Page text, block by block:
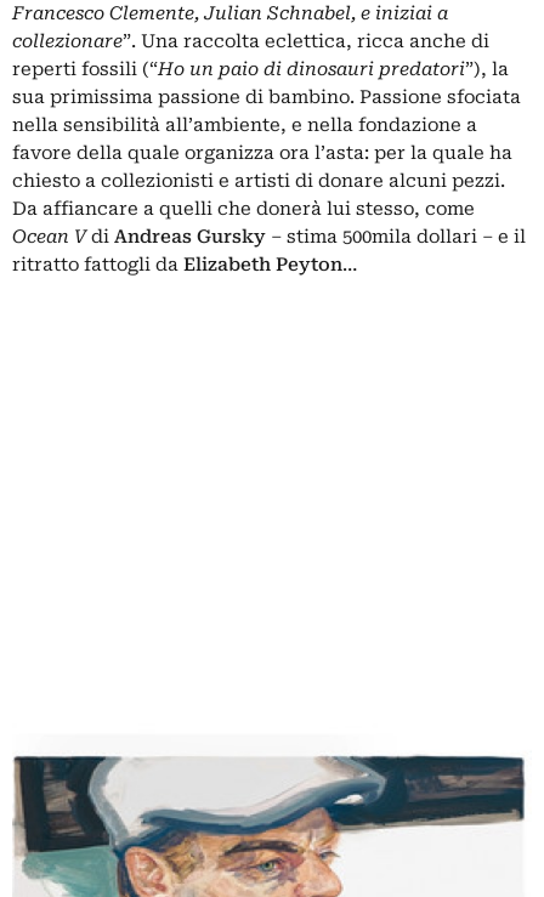
Francesco Clemente, Julian Schnabel, e iniziai a
collezionare”. Una raccolta eclettica, ricca anche di
reperti fossili (“Ho un paio di dinosauri predatori”), la
sua primissima passione di bambino. Passione sfociata
nella sensibilità all’ambiente, e nella fondazione a
favore della quale organizza ora l’asta: per la quale ha
chiesto a collezionisti e artisti di donare alcuni pezzi.
Da affiancare a quelli che donerà lui stesso, come
Ocean Vdi Andreas Gursky – stima 500mila dollari – e il
ritratto fattogli da Elizabeth Peyton…